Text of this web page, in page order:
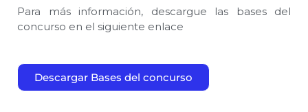
Para más información, descargue las bases del
concurso en el siguiente enlace
Descargar Bases del concurso